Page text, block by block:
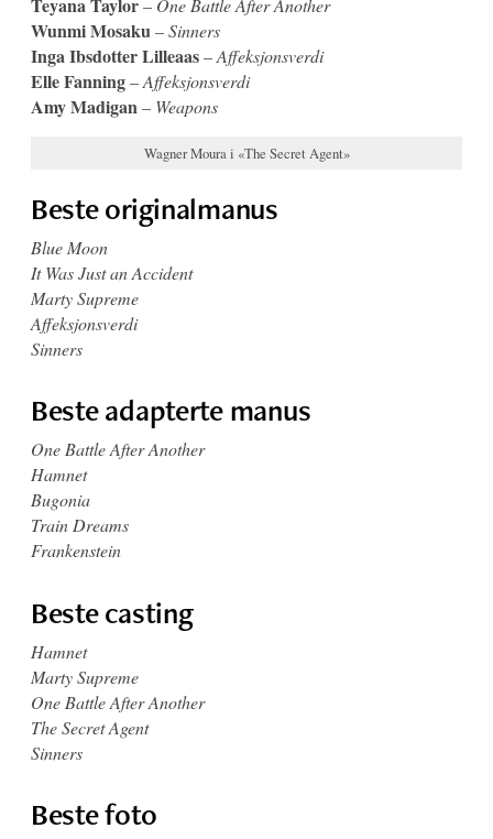
– One Battle After Another
Wunmi Mosaku–Sinners
Inga Ibsdotter Lilleaas–Affeksjonsverdi
Elle Fanning–Affeksjonsverdi
Amy Madigan– Weapons
Wagner Moura i «The Secret Agent»
Beste originalmanus
Blue Moon
It Was Just an Accident
Marty Supreme
Affeksjonsverdi
Sinners
Beste adapterte manus
One Battle After Another
Hamnet
Bugonia
Train Dreams
Frankenstein
Beste casting
Hamnet
Marty Supreme
One Battle After Another
The Secret Agent
Sinners
Beste foto